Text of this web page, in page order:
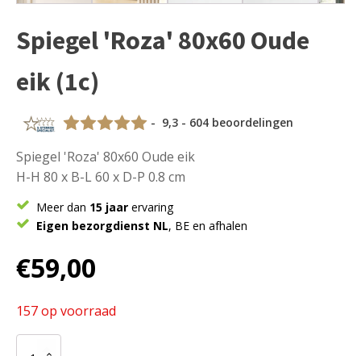
Spiegel 'Roza' 80x60 Oude
eik (1c)
- 9,3 - 604 beoordelingen
Spiegel 'Roza' 80x60 Oude eik
H-H 80 x B-L 60 x D-P 0.8 cm
Meer dan 15 jaar ervaring
Eigen bezorgdienst NL, BE en afhalen
€59,00
157 op voorraad